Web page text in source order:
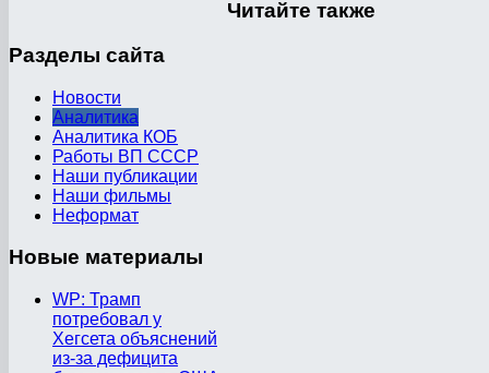
Читайте также
Разделы сайта
Новости
Аналитика
Аналитика КОБ
Работы ВП СССР
Наши публикации
Наши фильмы
Неформат
Новые материалы
WP: Трамп
потребовал у
Хегсета объяснений
из-за дефицита